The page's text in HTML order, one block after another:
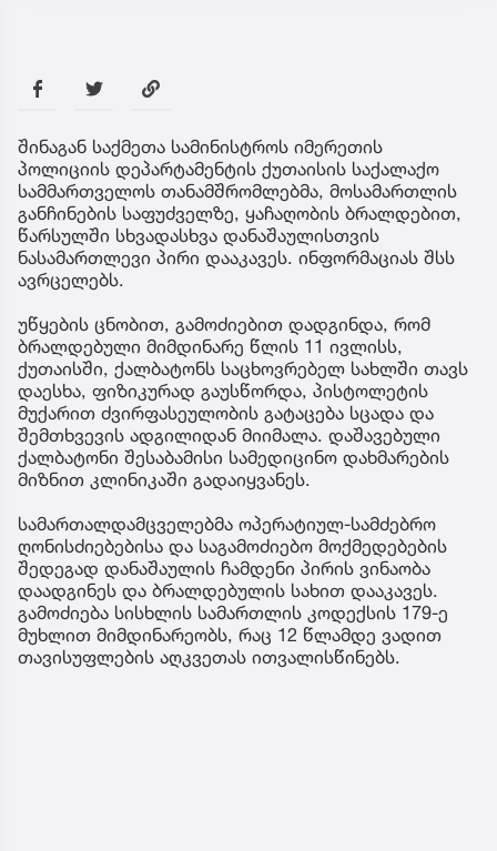
შინაგან საქმეთა სამინისტროს იმერეთის
პოლიციის დეპარტამენტის ქუთაისის საქალაქო
სამმართველოს თანამშრომლებმა, მოსამართლის
განჩინების საფუძველზე, ყაჩაღობის ბრალდებით,
წარსულში სხვადასხვა დანაშაულისთვის
ნასამართლევი პირი დააკავეს. ინფორმაციას შსს
ავრცელებს.
უწყების ცნობით, გამოძიებით დადგინდა, რომ
ბრალდებული მიმდინარე წლის 11 ივლისს,
ქუთაისში, ქალბატონს საცხოვრებელ სახლში თავს
დაესხა, ფიზიკურად გაუსწორდა, პისტოლეტის
მუქარით ძვირფასეულობის გატაცება სცადა და
შემთხვევის ადგილიდან მიიმალა. დაშავებული
ქალბატონი შესაბამისი სამედიცინო დახმარების
მიზნით კლინიკაში გადაიყვანეს.
სამართალდამცველებმა ოპერატიულ-სამძებრო
ღონისძიებებისა და საგამოძიებო მოქმედებების
შედეგად დანაშაულის ჩამდენი პირის ვინაობა
დაადგინეს და ბრალდებულის სახით დააკავეს.
გამოძიება სისხლის სამართლის კოდექსის 179-ე
მუხლით მიმდინარეობს, რაც 12 წლამდე ვადით
თავისუფლების აღკვეთას ითვალისწინებს.